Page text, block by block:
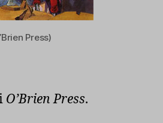
Press)
O’Brien Press.